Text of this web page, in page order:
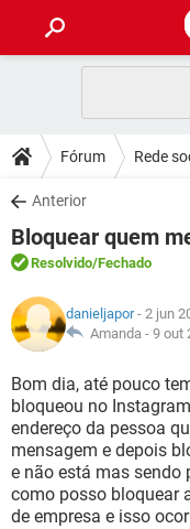
CELULAR
OUTLOOK
INSTAGRAM
GUIA DE COMPRAS
DICAS
JOGOS
OUTLOOK
INSTAGRAM
GUIA DE COMPRAS
DOWNLOADS
JOGOS
CELULAR
OUTLOOK
INSTAGRAM
GUIA DE COMPRAS
FÓRUM
JOGOS
CELULAR
INSTAGRAM
GUIA DE COMPRAS
GLOSSÁRIO
JOGOS
CELULAR
OUTLOOK
INSTAGRAM
GUIA DE COMPRAS
Fórum Rede
Anterior
Bloquear quem
Resolvido/Fechado
danieljapor- 2 jun
Amanda - 9 out
Bom dia, até pouco
bloqueou no
endereço da pessoa
mensagem e depois
e não está mas sendo
como posso bloquear
de empresa e isso